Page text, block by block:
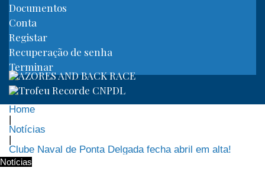
Documentos
Conta
Registar
Recuperação de senha
Terminar
Home
|
Notícias
|
Clube Naval de Ponta Delgada fecha abril em alta!
Notícias